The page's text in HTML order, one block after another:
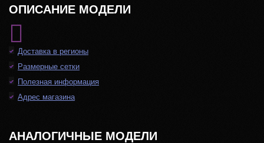
ОПИСАНИЕ МОДЕЛИ
Доставка в регионы
Размерные сетки
Полезная информация
Адрес магазина
АНАЛОГИЧНЫЕ МОДЕЛИ